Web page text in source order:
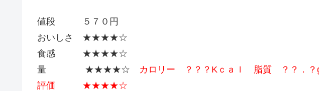
値段 ５７０円
おいしさ ★★★★☆
食感 ★★★★☆
量 ★★★★☆ カロリー ？？？Kｃａｌ 脂質 ？？．？
評価 ★★★★☆